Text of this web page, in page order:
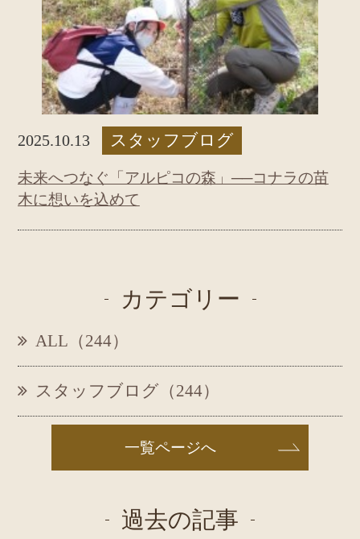
2025.10.13 スタッフブログ
未来へつなぐ「アルピコの森」──コナラの苗
木に想いを込めて
カテゴリー
ALL（244）
スタッフブログ（244）
一覧ページへ
過去の記事